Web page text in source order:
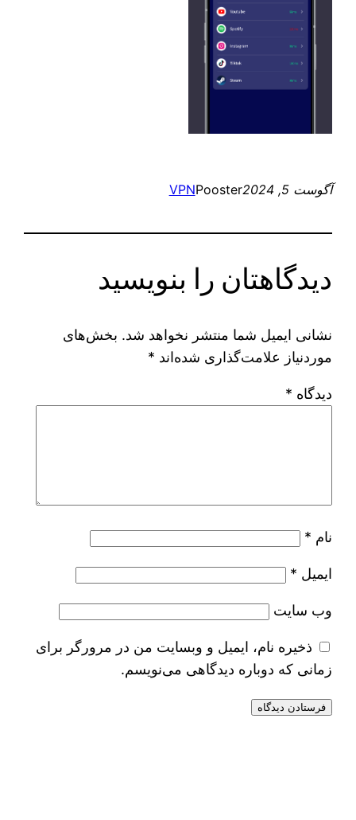
آگوست 5, 2024 Pooster
VPN
دیدگاهتان را بنویسید
نشانی ایمیل شما منتشر نخواهد شد. بخش‌های
موردنیاز علامت‌گذاری شده‌اند *
دیدگاه *
نام *
ایمیل *
وب‌ سایت
ذخیره نام، ایمیل و وبسایت من در مرورگر برای
زمانی که دوباره دیدگاهی می‌نویسم.